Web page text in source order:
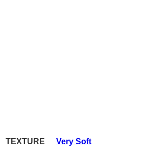
TEXTURE Very Soft